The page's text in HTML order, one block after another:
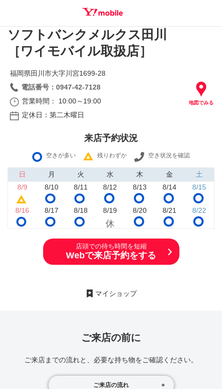
SEARCH
ソフトバンクメルクス田川
［ワイモバイル取扱店］
地図でみる
福岡県田川市大字川宮1699‐28
電話番号：0947-42-7128
営業時間： 10:00～19:00
定休日：第二木曜日
来店予約状況
空きが多い 残りわずか 空き状況を確認
日 月 火 水 木 金
土
8/9
8/10 8/11 8/12 8/13 8/14 8/15
8/16 8/17 8/18 8/19 8/20 8/21 8/22
店頭での待ち時間を短縮
Webで来店予約をする
マイショップ
ご来店の前に
ご来店までの流れと、必要な持ち物をご確認ください。
ご来店の流れ